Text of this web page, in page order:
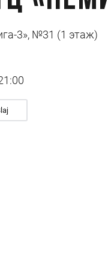
3», №31 (1 этаж)